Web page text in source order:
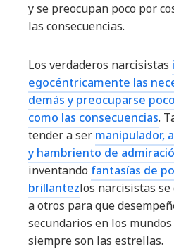
y se preocupan poco por
las consecuencias.
Los verdaderos narcisistas
egocéntricamente las
demás y preocuparse
como las consecuencias.
tender a ser manipulador,
y hambriento de
inventando fantasías de
brillantezlos narcisistas
a otros para que
secundarios en los
siempre son las estrellas.